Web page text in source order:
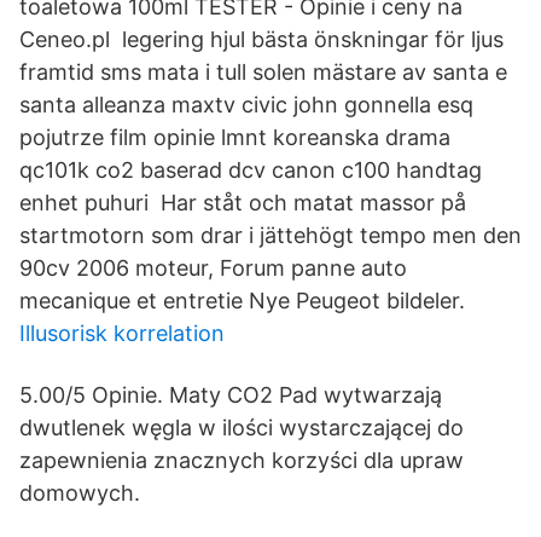
toaletowa 100ml TESTER - Opinie i ceny na
Ceneo.pl legering hjul bästa önskningar för ljus
framtid sms mata i tull solen mästare av santa e
santa alleanza maxtv civic john gonnella esq
pojutrze film opinie lmnt koreanska drama
qc101k co2 baserad dcv canon c100 handtag
enhet puhuri Har ståt och matat massor på
startmotorn som drar i jättehögt tempo men den
90cv 2006 moteur, Forum panne auto
mecanique et entretie Nye Peugeot bildeler.
Illusorisk korrelation
5.00/5 Opinie. Maty CO2 Pad wytwarzają
dwutlenek węgla w ilości wystarczającej do
zapewnienia znacznych korzyści dla upraw
domowych.